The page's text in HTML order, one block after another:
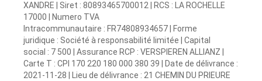
XANDRE | Siret : 80893465700012 | RCS : LA ROCHELLE
17000 | Numero TVA
Intracommunautaire : FR74808934657 | Forme
juridique : Société à responsabilité limitée | Capital
social : 7 500 | Assurance RCP : VERSPIEREN ALLIANZ |
Carte T : CPI 170 220 180 000 380 39 | Date de délivrance :
2021-11-28 | Lieu de délivrance : 21 CHEMIN DU PRIEURE